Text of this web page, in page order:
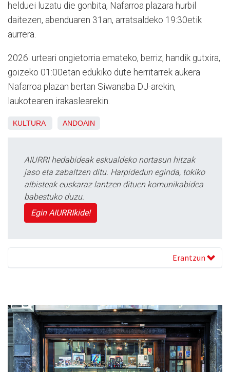
helduei luzatu die gonbita, Nafarroa plazara hurbil
daitezen, abenduaren 31an, arratsaldeko 19:30etik
aurrera.
2026. urteari ongietorria emateko, berriz, handik gutxira,
goizeko 01:00etan edukiko dute herritarrek aukera
Nafarroa plazan bertan Siwanaba DJ-arekin,
laukotearen irakaslearekin.
KULTURA ANDOAIN
AIURRI hedabideak eskualdeko nortasun hitzak
jaso eta zabaltzen ditu. Harpidedun eginda, tokiko
albisteak euskaraz lantzen dituen komunikabidea
babestuko duzu.
Egin AIURRIkide!
Erantzun